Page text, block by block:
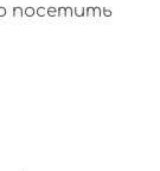
посетить